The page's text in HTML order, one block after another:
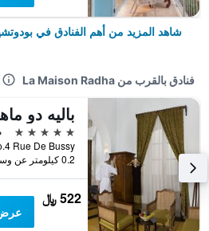
شاهد المزيد من أهم الفنادق في
فنادق بالقرب من La Maison Radha
5 نجوم
0.2 كيلومتر عن وسط المدينة
522 ﷼